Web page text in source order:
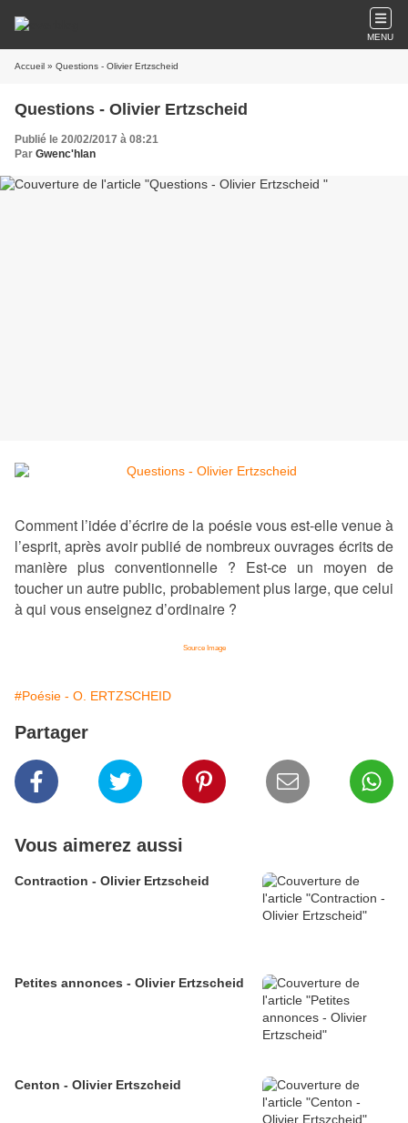
MENU
Accueil » Questions - Olivier Ertzscheid
Questions - Olivier Ertzscheid
Publié le 20/02/2017 à 08:21
Par Gwenc'hlan
Comment l’idée d’écrire de la poésie vous est-elle venue à
l’esprit, après avoir publié de nombreux ouvrages écrits de
manière plus conventionnelle ? Est-ce un moyen de
toucher un autre public, probablement plus large, que celui
à qui vous enseignez d’ordinaire ?
Source Image
#Poésie - O. ERTZSCHEID
Partager
Vous aimerez aussi
Contraction - Olivier Ertzscheid
Petites annonces - Olivier Ertzscheid
Centon - Olivier Ertszcheid